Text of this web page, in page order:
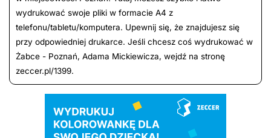
wydrukować swoje pliki w formacie A4 z
telefonu/tabletu/komputera. Upewnij się, że znajdujesz się
przy odpowiedniej drukarce. Jeśli chcesz coś wydrukować w
Żabce - Poznań, Adama Mickiewicza, wejdź na stronę
zeccer.pl/1399.